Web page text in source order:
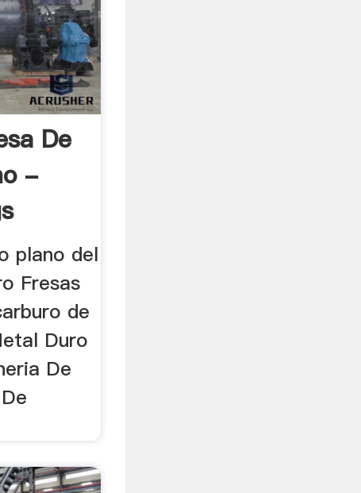
De
-
plano del
Fresas
de
Duro
De